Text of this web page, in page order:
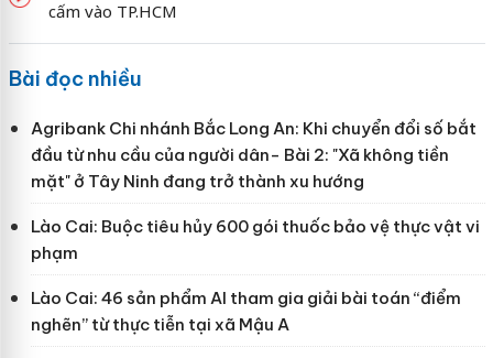
cấm vào TP.HCM
Bài đọc nhiều
Agribank Chi nhánh Bắc Long An: Khi chuyển đổi số bắt
đầu từ nhu cầu của người dân- Bài 2: "Xã không tiền
mặt" ở Tây Ninh đang trở thành xu hướng
Lào Cai: Buộc tiêu hủy 600 gói thuốc bảo vệ thực vật vi
phạm
Lào Cai: 46 sản phẩm AI tham gia giải bài toán “điểm
nghẽn” từ thực tiễn tại xã Mậu A